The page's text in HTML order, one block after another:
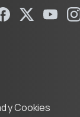
y Cookies